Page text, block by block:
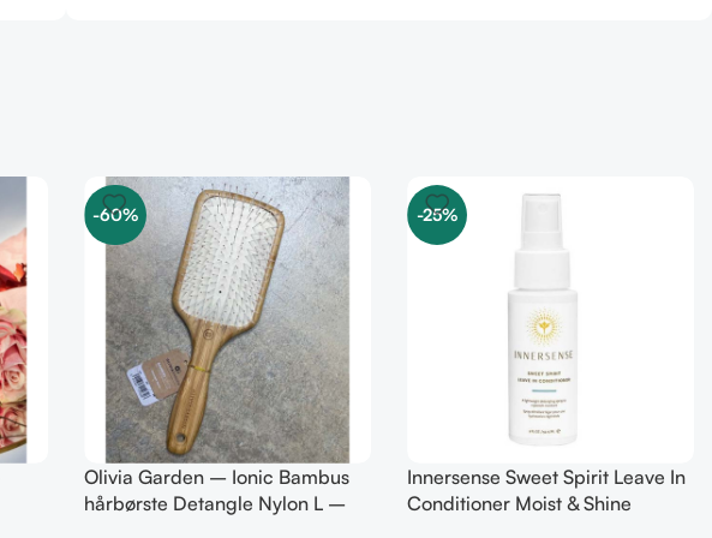
-60%
Olivia Garden – Ionic Bambus
hårbørste Detangle Nylon L –
-25%
Innersense Sweet Spirit Leave In
Conditioner Moist & Shine